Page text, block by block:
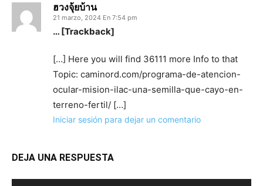
ฮวงจุ้ยบ้าน
21 marzo, 2024 En 7:54 pm
… [Trackback]
[…] Here you will find 36111 more Info to that
Topic: caminord.com/programa-de-atencion-
ocular-mision-ilac-una-semilla-que-cayo-en-
terreno-fertil/ […]
Iniciar sesión para dejar un comentario
DEJA UNA RESPUESTA